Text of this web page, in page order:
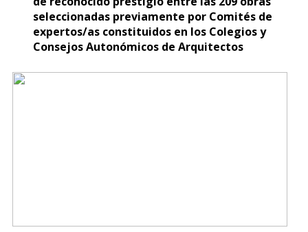
seleccionadas previamente por Comités de
expertos/as constituidos en los Colegios y
Consejos Autonómicos de Arquitectos